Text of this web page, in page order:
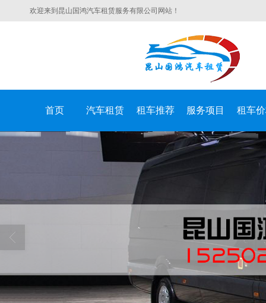
欢迎来到昆山国鸿汽车租赁服务有限公司网站！
昆山国鸿汽车租赁服务有限公司
首页 汽车租赁 租车推荐 服务项目 租车